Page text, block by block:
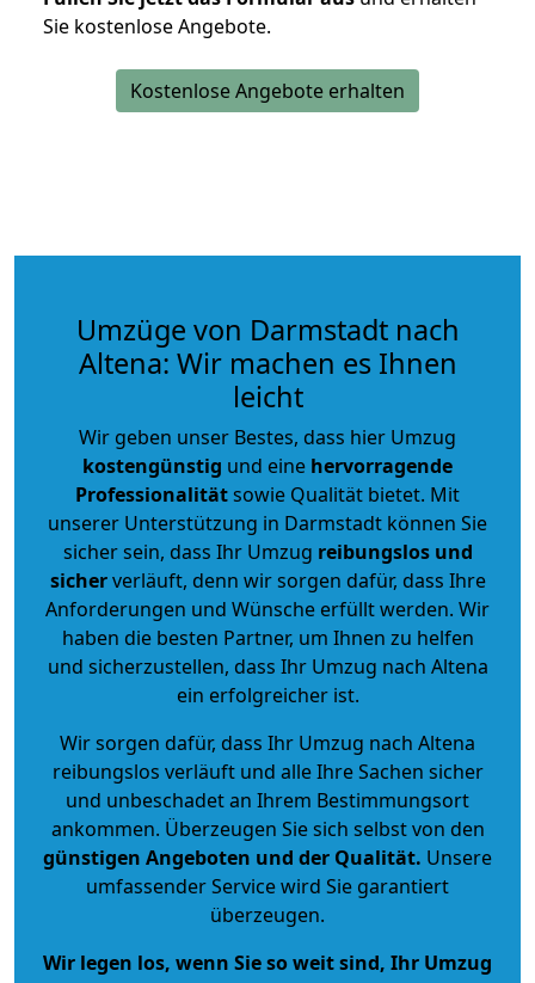
Sie kostenlose Angebote.
Kostenlose Angebote erhalten
Umzüge von Darmstadt nach
Altena: Wir machen es Ihnen
leicht
Wir geben unser Bestes, dass hier Umzug
kostengünstig und eine hervorragende
Professionalitätsowie Qualität bietet. Mit
unserer Unterstützung in Darmstadt können Sie
sicher sein, dass Ihr Umzug reibungslos und
sicherverläuft, denn wir sorgen dafür, dass Ihre
Anforderungen und Wünsche erfüllt werden. Wir
haben die besten Partner, um Ihnen zu helfen
und sicherzustellen, dass Ihr Umzug nach Altena
ein erfolgreicher ist.
Wir sorgen dafür, dass Ihr Umzug nach Altena
reibungslos verläuft und alle Ihre Sachen sicher
und unbeschadet an Ihrem Bestimmungsort
ankommen. Überzeugen Sie sich selbst von den
günstigen Angeboten und der Qualität. Unsere
umfassender Service wird Sie garantiert
überzeugen.
Wir legen los, wenn Sie so weit sind, Ihr Umzug